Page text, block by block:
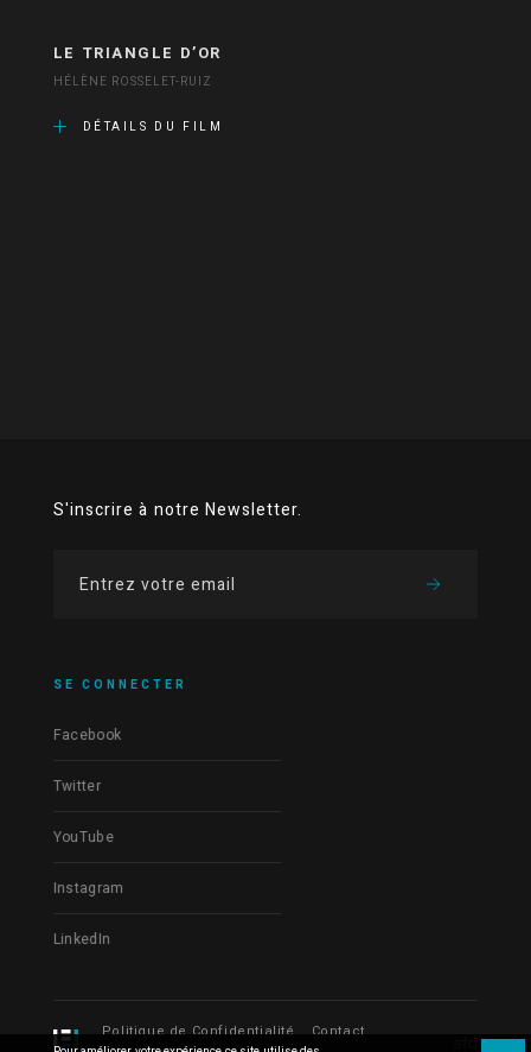
LE TRIANGLE D’OR
HÉLÈNE ROSSELET-RUIZ
DÉTAILS DU FILM
S'inscrire à notre Newsletter.
SE CONNECTER
Facebook
Twitter
YouTube
Instagram
LinkedIn
Politique de Confidentialité
Contact